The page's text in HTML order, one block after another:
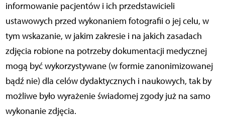
informowanie pacjentów i ich przedstawicieli
ustawowych przed wykonaniem fotografii o jej celu, w
tym wskazanie, w jakim zakresie i na jakich zasadach
zdjęcia robione na potrzeby dokumentacji medycznej
mogą być wykorzystywane (w formie zanonimizowanej
bądź nie) dla celów dydaktycznych i naukowych, tak by
możliwe było wyrażenie świadomej zgody już na samo
wykonanie zdjęcia.